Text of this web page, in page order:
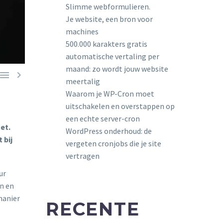
 
bij
en
Slimme webformulieren.
Je website, een bron voor
machines
500.000 karakters gratis
automatische vertaling per
maand: zo wordt jouw website
meertalig
Waarom je WP-Cron moet
uitschakelen en overstappen op
een echte server-cron
WordPress onderhoud: de
vergeten cronjobs die je site
vertragen
RECENTE